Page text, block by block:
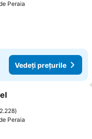
Peraia
Vedeți prețurile
la favorite
2.228
Peraia